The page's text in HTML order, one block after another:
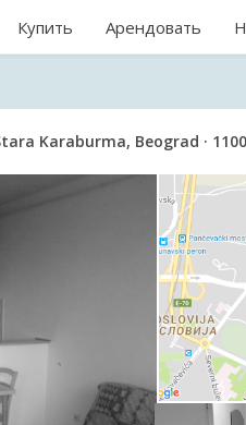
Купить Арендовать
Karaburma, Beograd ·